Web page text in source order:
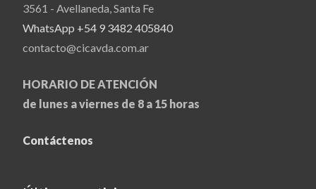
3561 - Avellaneda, Santa Fe
WhatsApp +54 9 3482 405840
contacto@cicavda.com.ar
HORARIO DE ATENCIÓN
de lunes a viernes de 8 a 15 horas
Contáctenos